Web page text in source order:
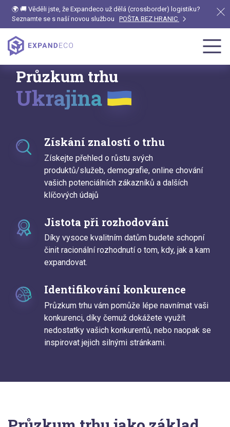
🌍 🚚 Věděli jste, že Expandeco už dělá (crossborder) logistiku?
Seznamte se s naší novou službou
POŠTA BEZ HRANIC
Průzkum trhu
Ukrajina
Získání znalostí o trhu
Získejte přehled o růstu svých
produktů/služeb, demografie, online chování
vašich potenciálních zákazníků a dalších
klíčových údajů
Jistota při rozhodování
Díky vysoce kvalitním datům budete schopní
činit racionální rozhodnutí o tom, kdy, jak a kam
expandovat.
Identifikování konkurence
Průzkum trhu vám pomůže lépe navnímat vaši
konkurenci, díky čemuž dokážete využít
nedostatky vašich konkurentů, nebo naopak se
inspirovat jejich silnými stránkami.